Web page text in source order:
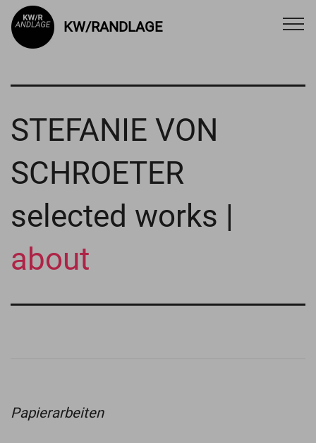
KW/RANDLAGE
STEFANIE VON
SCHROETER
selected works |
about
Papierarbeiten